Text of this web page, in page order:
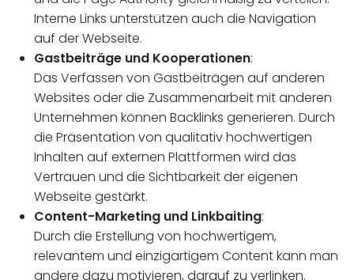
Interne Links unterstützen auch die Navigation
auf der Webseite.
Gastbeiträge und Kooperationen:
Das Verfassen von Gastbeiträgen auf anderen
Websites oder die Zusammenarbeit mit anderen
Unternehmen können Backlinks generieren. Durch
die Präsentation von qualitativ hochwertigen
Inhalten auf externen Plattformen wird das
Vertrauen und die Sichtbarkeit der eigenen
Webseite gestärkt.
Content-Marketing und Linkbaiting:
Durch die Erstellung von hochwertigem,
relevantem und einzigartigem Content kann man
andere dazu motivieren, darauf zu verlinken.